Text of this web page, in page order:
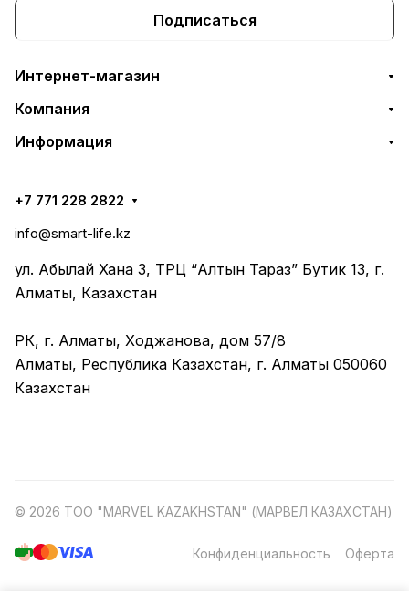
Подписаться
Интернет-магазин
Компания
Информация
+7 771 228 2822
info@smart-life.kz
ул. Абылай Хана 3, ТРЦ “Алтын Тараз” Бутик 13, г.
Алматы, Казахстан
РК, г. Алматы, Ходжанова, дом 57/8
Алматы, Республика Казахстан, г. Алматы 050060
Казахстан
© 2026 ТОО "MARVEL KAZAKHSTAN" (МАРВЕЛ КАЗАХСТАН)
Конфиденциальность Оферта